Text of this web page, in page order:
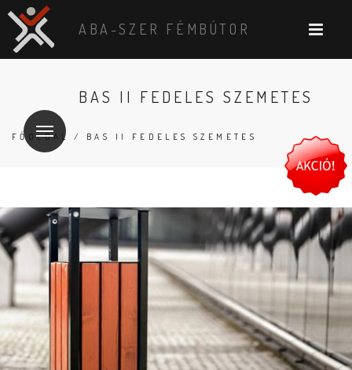
ABA-SZER FÉMBÚTOR
BAS II FEDELES SZEMETES
FŐOLDAL / BAS II FEDELES SZEMETES